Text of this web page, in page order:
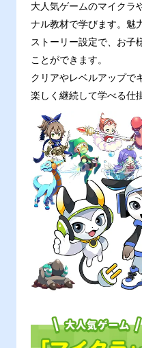
大人気ゲームのマイクラ
ナル教材で学びます。魅
ストーリー設定で、お子
ことができます。
クリアやレベルアップで
楽しく継続して学べる仕